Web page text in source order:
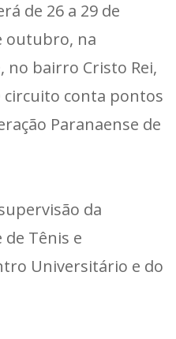
de 26 a 29 de
outubro, na
no bairro Cristo Rei,
circuito conta pontos
Paranaense de
da
de Tênis e
Universitário e do